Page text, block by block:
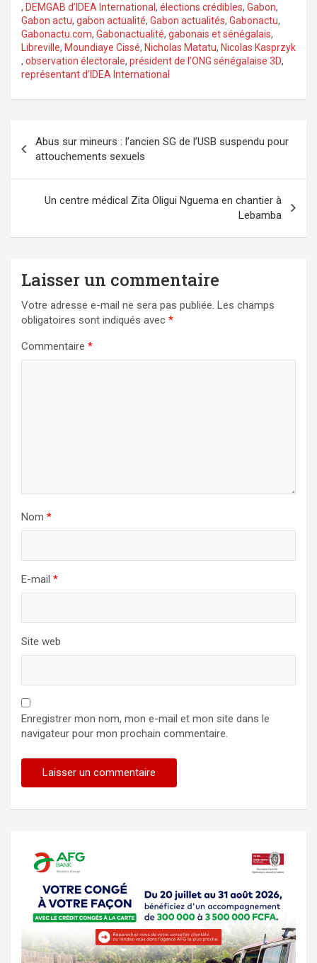
, DEMGAB d’IDEA International, élections crédibles, Gabon,
Gabon actu, gabon actualité, Gabon actualités, Gabonactu,
Gabonactu.com, Gabonactualité, gabonais et sénégalais,
Libreville, Moundiaye Cissé, Nicholas Matatu, Nicolas Kasprzyk
, observation électorale, président de l’ONG sénégalaise 3D,
représentant d’IDEA International
de
l’article
Abus sur mineurs : l’ancien SG de l’USB suspendu pour
attouchements sexuels
Un centre médical Zita Oligui Nguema en chantier à
Lebamba
Laisser un commentaire
Votre adresse e-mail ne sera pas publiée. Les champs
obligatoires sont indiqués avec *
Commentaire *
Nom *
E-mail *
Site web
Enregistrer mon nom, mon e-mail et mon site dans le
navigateur pour mon prochain commentaire.